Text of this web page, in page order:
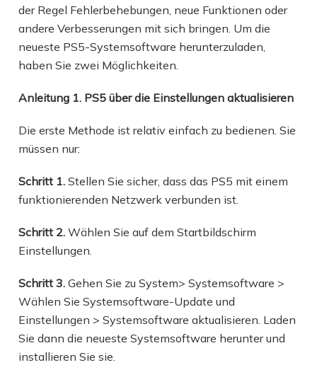
der Regel Fehlerbehebungen, neue Funktionen oder
andere Verbesserungen mit sich bringen. Um die
neueste PS5-Systemsoftware herunterzuladen,
haben Sie zwei Möglichkeiten.
Anleitung 1. PS5 über die Einstellungen aktualisieren
Die erste Methode ist relativ einfach zu bedienen. Sie
müssen nur:
Schritt 1. Stellen Sie sicher, dass das PS5 mit einem
funktionierenden Netzwerk verbunden ist.
Schritt 2.Wählen Sie auf dem Startbildschirm
Einstellungen.
Schritt 3.Gehen Sie zu System> Systemsoftware >
Wählen Sie Systemsoftware-Update und
Einstellungen > Systemsoftware aktualisieren. Laden
Sie dann die neueste Systemsoftware herunter und
installieren Sie sie.